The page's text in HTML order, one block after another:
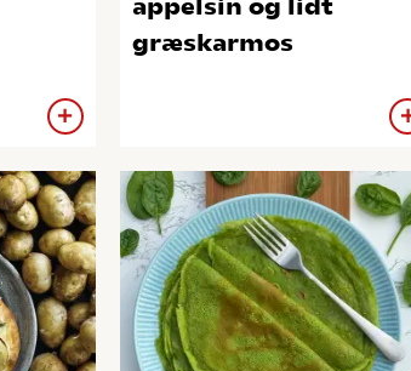
appelsin og lidt
græskarmos